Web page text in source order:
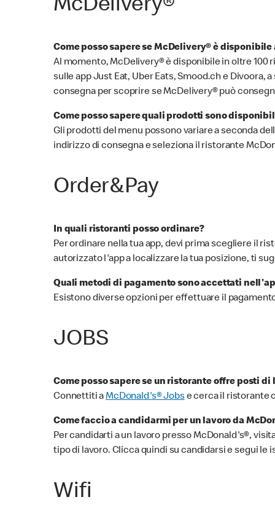
McDelivery®
Come posso sapere se McDelivery® è
Al momento, McDelivery® è disponibile in oltre
sulle app Just Eat, Uber Eats, Smood.ch e Divoora,
consegna per scoprire se McDelivery® può
Come posso sapere quali prodotti sono
Gli prodotti del menu possono variare a seconda
indirizzo di consegna e seleziona il ristorante
Order&Pay
In quali ristoranti posso ordinare?
Per ordinare nella tua app, devi prima scegliere il
autorizzato l'app a localizzare la tua posizione, ti
Quali metodi di pagamento sono accettati
Esistono diverse opzioni per effettuare il
JOBS
Come posso sapere se un ristorante offre posti di
Connettiti aMcDonald's® Jobse cerca il ristorante
Come faccio a candidarmi per un lavoro da
Per candidarti a un lavoro presso McDonald's®,
tipo di lavoro. Clicca quindi su candidarsi e segui le
Wifi